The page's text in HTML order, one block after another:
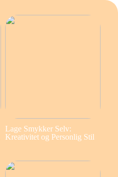
Lage Smykker Selv:
Kreativitet og Personlig Stil